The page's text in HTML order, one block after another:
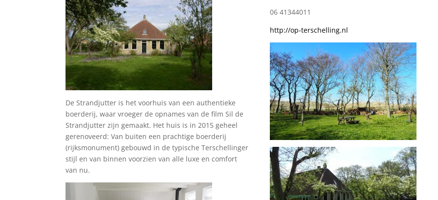
De Strandjutter is het voorhuis van een authentieke
boerderij, waar vroeger de opnames van de film Sil de
Strandjutter zijn gemaakt. Het huis is in 2015 geheel
gerenoveerd: Van buiten een prachtige boerderij
(rijksmonument) gebouwd in de typische Terschellinger
stijl en van binnen voorzien van alle luxe en comfort
van nu.
06 41344011
http://op-terschelling.nl